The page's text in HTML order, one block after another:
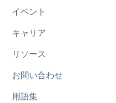
イベント
キャリア
リソース
お問い合わせ
用語集